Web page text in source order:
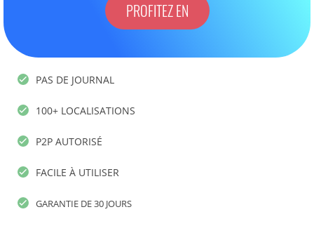
PROFITEZ EN
PAS DE JOURNAL
100+ LOCALISATIONS
P2P AUTORISÉ
FACILE À UTILISER
GARANTIE DE 30 JOURS